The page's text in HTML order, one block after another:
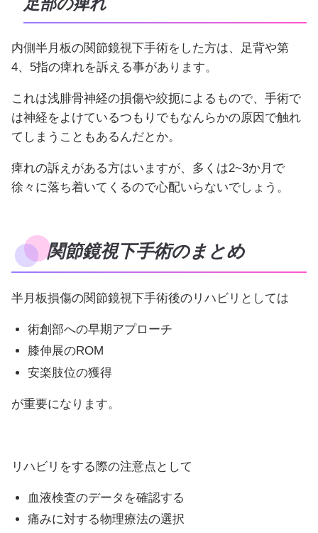
足部の痺れ
内側半月板の関節鏡視下手術をした方は、足背や第
4、5指の痺れを訴える事があります。
これは浅腓骨神経の損傷や絞扼によるもので、手術で
は神経をよけているつもりでもなんらかの原因で触れ
てしまうこともあるんだとか。
痺れの訴えがある方はいますが、多くは2~3か月で
徐々に落ち着いてくるので心配いらないでしょう。
関節鏡視下手術のまとめ
半月板損傷の関節鏡視下手術後のリハビリとしては
術創部への早期アプローチ
膝伸展のROM
安楽肢位の獲得
が重要になります。
リハビリをする際の注意点として
血液検査のデータを確認する
痛みに対する物理療法の選択